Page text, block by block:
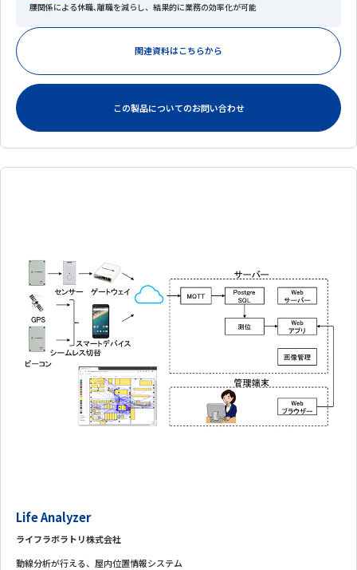
腰関係による休職､離職を減らし、結果的に業務の効率化が可能
関連資料はこちらから
この製品についてのお問い合わせ
Life Analyzer
ライフラボラトリ株式会社
動線分析が行える、屋内位置情報システム